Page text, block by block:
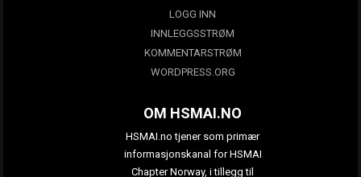
LOGG INN
INNLEGGSSTRØM
KOMMENTARSTRØM
WORDPRESS.ORG
OM HSMAI.NO
HSMAI.no tjener som primær
informasjonskanal for HSMAI
Chapter Norway, i tillegg til